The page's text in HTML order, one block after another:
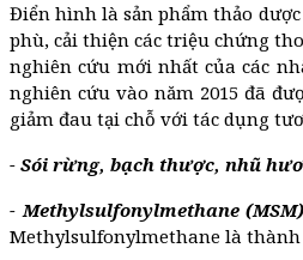
Điển hình là sản phẩm thảo dược
phù, cải thiện các triệu chứng
nghiên cứu mới nhất của các
nghiên cứu vào năm 2015 đã
giảm đau tại chỗ với tác dụng
- Sói rừng, bạch thược, nhũ
- Methylsulfonylmethane
Methylsulfonylmethane là